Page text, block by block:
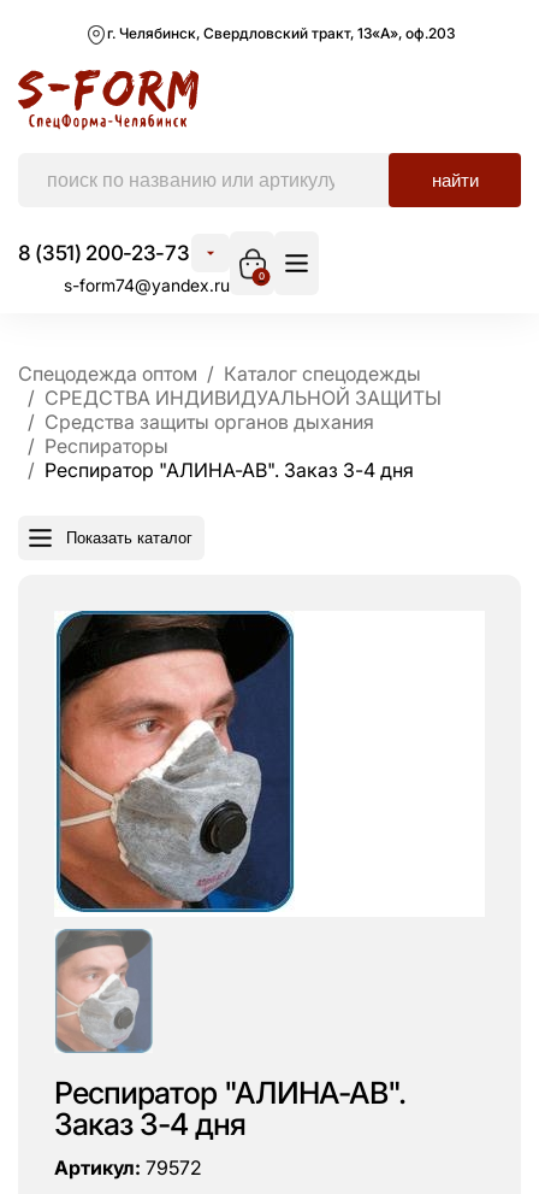
г. Челябинск, Свердловский тракт, 13«А», оф.203
найти
8 (351) 200-23-73
s-form74@yandex.ru 0
Спецодежда оптом
Каталог спецодежды
СРЕДСТВА ИНДИВИДУАЛЬНОЙ ЗАЩИТЫ
Средства защиты органов дыхания
Респираторы
Респиратор "АЛИНА-АВ". Заказ 3-4 дня
Показать каталог
Респиратор "АЛИНА-АВ".
Заказ 3-4 дня
Артикул: 79572